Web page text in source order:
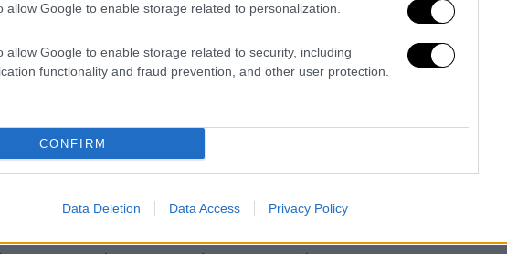
allow Google to enable storage related to personalization.
allow Google to enable storage related to security, including
functionality and fraud prevention, and other user protection.
CONFIRM
Data Deletion Data Access Privacy Policy
να συνέβησαν το 2022, την ίδια χρονιά
ο Combs την άφησε έγκυο, αφού την
ουσίεςπου την έκαναν να χάσει τις
νύχτα, η γυναίκα ανακάλυψε ότι ήταν
got her pregnant during 'years' of sex
cs5q0tBRF1
27, 2024